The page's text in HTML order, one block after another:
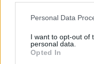
Personal Data
I want to opt-out of
personal data.
Opted In
Paroles + Traduction